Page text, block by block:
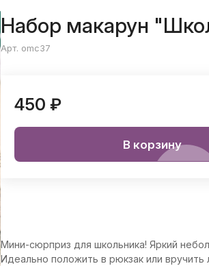
Набор макарун
Арт. omc37
450 ₽
В корзину
Мини-сюрприз для школьника! Яркий
Идеально положить в рюкзак или